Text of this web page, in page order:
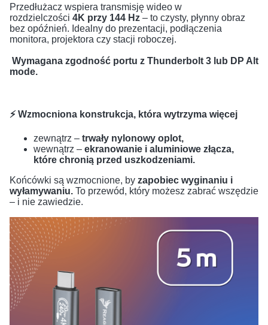
Przedłużacz wspiera transmisję wideo w
rozdzielczości 4K przy 144 Hz – to czysty, płynny obraz
bez opóźnień. Idealny do prezentacji, podłączenia
monitora, projektora czy stacji roboczej.
Wymagana zgodność portu z Thunderbolt 3 lub DP Alt
mode.
⚡ Wzmocniona konstrukcja, która wytrzyma więcej
zewnątrz – trwały nylonowy oplot,
wewnątrz – ekranowanie i aluminiowe złącza,
które chronią przed uszkodzeniami.
Końcówki są wzmocnione, by zapobiec wyginaniu i
wyłamywaniu. To przewód, który możesz zabrać wszędzie
– i nie zawiedzie.